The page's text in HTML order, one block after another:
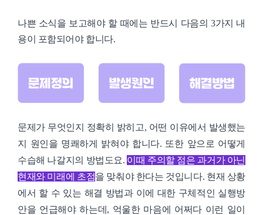
나쁜 소식을 보고해야 할 때에는 반드시 다음의 3가지 내
용이 포함되어야 합니다.
문제가 무엇인지 정확히 밝히고, 어떤 이유에서 발생했는
지 원인을 명쾌하게 밝혀야 합니다. 또한 앞으로 어떻게
수습해 나갈지의 방법도요. 이때 주의할 점은 과거가 아닌
현재와 미래에 초점을 맞춰야 한다는 것입니다. 현재 상황
에서 할 수 있는 해결 방법과 이에 대한 구체적인 실행방
안을 언급해야 하는데, 억울한 마음에 어쩌다 이런 일이